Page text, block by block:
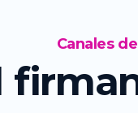
Canales